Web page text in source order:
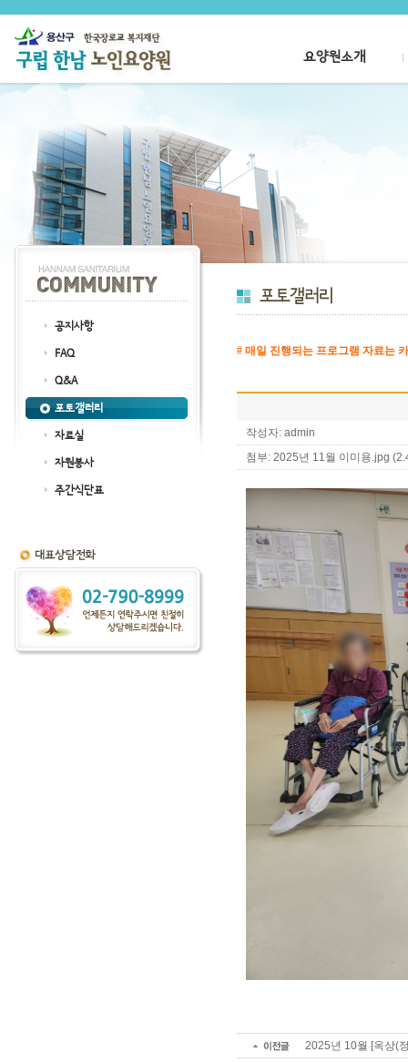
요양원소개
공지사항
FAQ
Q&A
포토갤러리
자료실
자원봉사
주간식단표
# 매일 진행되는 프로그램 자료는
작성자: admin
첨부: 2025년 11월 이미용.jpg
2025년 10월 [옥상(